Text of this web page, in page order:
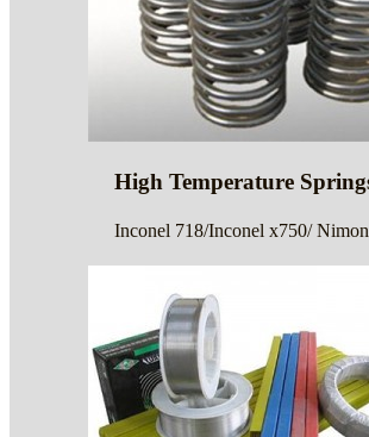
High Temperature
Inconel 718/Inconel x750/